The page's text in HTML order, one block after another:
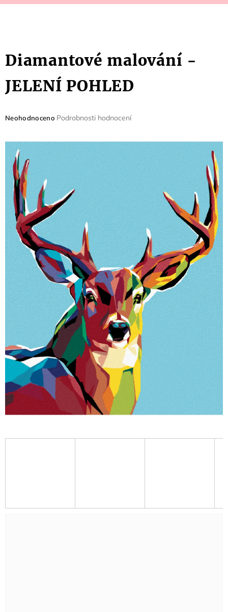
Diamantové malování -
JELENÍ POHLED
Průměrné
je
hvězdiček.
Neohodnoceno Podrobnosti hodnocení